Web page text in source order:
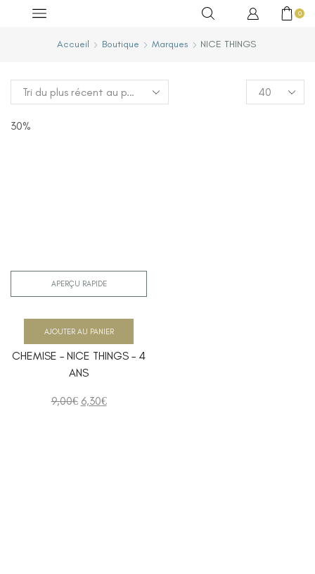
0
Accueil Boutique Marques NICE THINGS
30%
APERÇU RAPIDE
CHEMISE – NICE THINGS – 4
ANS
9,00€ 6,30€
AJOUTER AU PANIER